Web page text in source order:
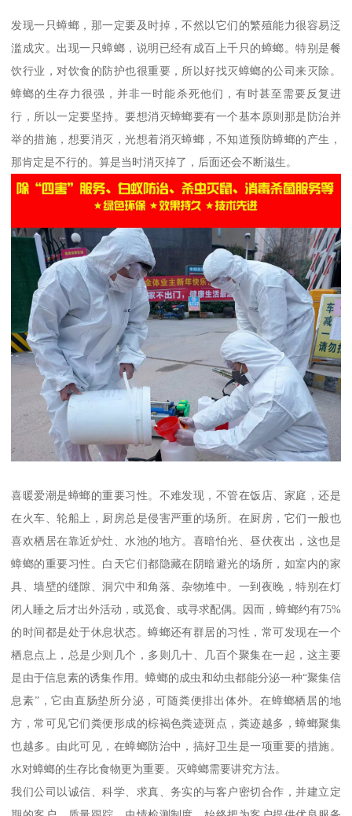
发现一只蟑螂，那一定要及时掉，不然以它们的繁殖能力很容易泛
滥成灾。出现一只蟑螂，说明已经有成百上千只的蟑螂。特别是餐
饮行业，对饮食的防护也很重要，所以好找灭蟑螂的公司来灭除。
蟑螂的生存力很强，并非一时能杀死他们，有时甚至需要反复进
行，所以一定要坚持。要想消灭蟑螂要有一个基本原则那是防治并
举的措施，想要消灭，光想着消灭蟑螂，不知道预防蟑螂的产生，
那肯定是不行的。算是当时消灭掉了，后面还会不断滋生。
喜暖爱潮是蟑螂的重要习性。不难发现，不管在饭店、家庭，还是
在火车、轮船上，厨房总是侵害严重的场所。在厨房，它们一般也
喜欢栖居在靠近炉灶、水池的地方。喜暗怕光、昼伏夜出，这也是
蟑螂的重要习性。白天它们都隐藏在阴暗避光的场所，如室内的家
具、墙壁的缝隙、洞穴中和角落、杂物堆中。一到夜晚，特别在灯
闭人睡之后才出外活动，或觅食、或寻求配偶。因而，蟑螂约有75%
的时间都是处于休息状态。蟑螂还有群居的习性，常可发现在一个
栖息点上，总是少则几个，多则几十、几百个聚集在一起，这主要
是由于信息素的诱集作用。蟑螂的成虫和幼虫都能分泌一种“聚集信
息素”，它由直肠垫所分泌，可随粪便排出体外。在蟑螂栖居的地
方，常可见它们粪便形成的棕褐色粪迹斑点，粪迹越多，蟑螂聚集
也越多。由此可见，在蟑螂防治中，搞好卫生是一项重要的措施。
水对蟑螂的生存比食物更为重要。灭蟑螂需要讲究方法。
我们公司以诚信、科学、求真、务实的与客户密切合作，并建立定